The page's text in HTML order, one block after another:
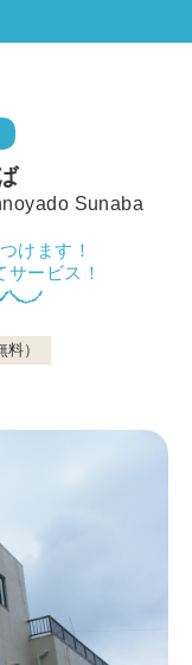
Sunaba
けます！
ービス！
）